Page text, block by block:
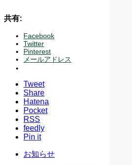
共有:
Facebook
Twitter
Pinterest
メールアドレス
Tweet
Share
Hatena
Pocket
RSS
feedly
Pin it
お知らせ